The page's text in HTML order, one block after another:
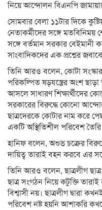
নিয়ে আন্দোলন বিএনপি
সোমবার বেলা ১১টার দিকে
নেতাকর্মীদের সঙ্গে মতবিনিময়
সঙ্গে বর্তমান সরকার বেইমানী
সাংবাদিকদের এক প্রশ্নের
তিনি আরও বলেন, কোটা সংস্কার
পরিকল্পিত ষড়যস্ত্রের অংশ
আসলে সাধারণ শিক্ষার্থীদের
সরকারের বিরুদ্ধে কোনো
ছাত্রদেরকে কোটার নাম করে
একটি অস্থিতিশীল পরিবেশ তৈরি
হানিফ বলেন, অশুভ চক্রের
দায়িত্ব তারাই বহন করবে এর
তিনি আরও বলেন, ছাত্রলীগ
ছাত্র সংগঠন নিয়ে কটুক্তি
বিশ্বাসী নয়। ছাত্রলীগ দ্বারা
পরিবেশ নষ্ট হয়নি আশাকরি